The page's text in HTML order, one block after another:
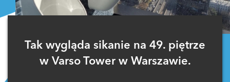
Tak wygląda sikanie na 49. piętrze
w Varso Tower w Warszawie.